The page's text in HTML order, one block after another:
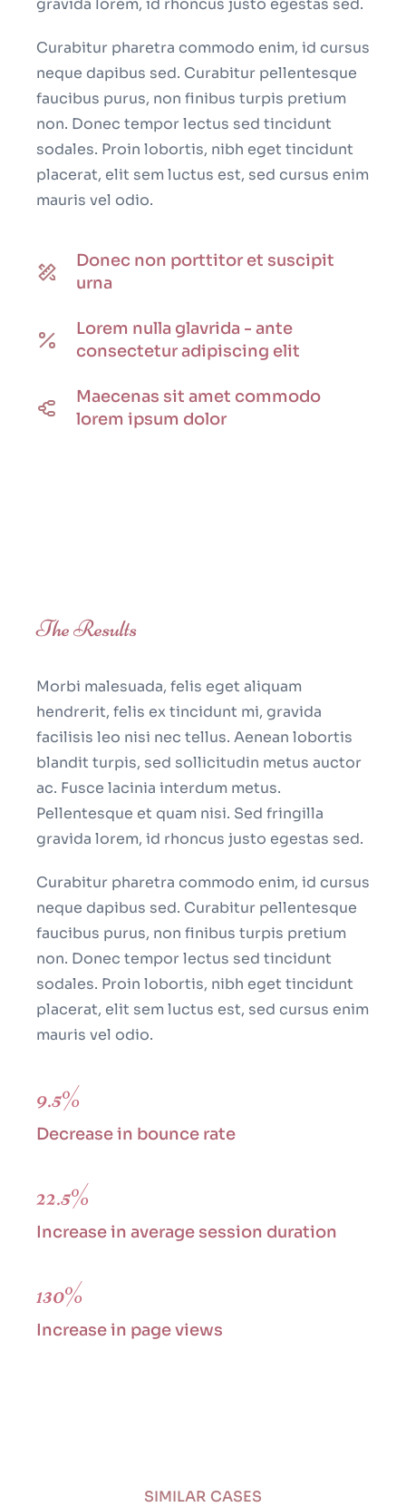
gravida lorem, id rhoncus justo egestas sed.
Curabitur pharetra commodo enim, id cursus
neque dapibus sed. Curabitur pellentesque
faucibus purus, non finibus turpis pretium
non. Donec tempor lectus sed tincidunt
sodales. Proin lobortis, nibh eget tincidunt
placerat, elit sem luctus est, sed cursus enim
mauris vel odio.
Donec non porttitor et suscipit
urna
Lorem nulla glavrida - ante
consectetur adipiscing elit
Maecenas sit amet commodo
lorem ipsum dolor
The Results
Morbi malesuada, felis eget aliquam
hendrerit, felis ex tincidunt mi, gravida
facilisis leo nisi nec tellus. Aenean lobortis
blandit turpis, sed sollicitudin metus auctor
ac. Fusce lacinia interdum metus.
Pellentesque et quam nisi. Sed fringilla
gravida lorem, id rhoncus justo egestas sed.
Curabitur pharetra commodo enim, id cursus
neque dapibus sed. Curabitur pellentesque
faucibus purus, non finibus turpis pretium
non. Donec tempor lectus sed tincidunt
sodales. Proin lobortis, nibh eget tincidunt
placerat, elit sem luctus est, sed cursus enim
mauris vel odio.
9.5%
Decrease in bounce rate
22.5%
Increase in average session duration
130%
Increase in page views
SIMILAR CASES